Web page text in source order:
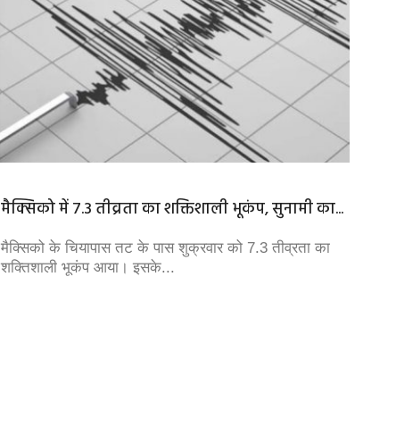
मैक्सिको में 7.3 तीव्रता का शक्तिशाली भूकंप, सुनामी का...
मैक्सिको के चियापास तट के पास शुक्रवार को 7.3 तीव्रता का
शक्तिशाली भूकंप आया। इसके...